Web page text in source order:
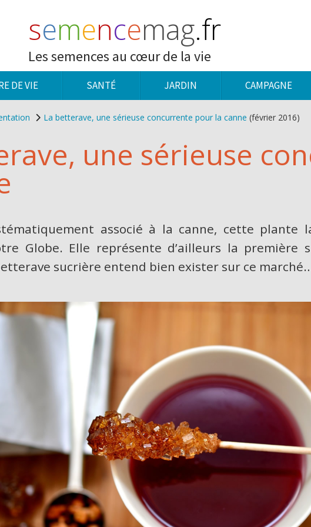
La betterave, une sérieuse concurrente pour la canne (février 2016)
une sérieuse
associé à la canne, cette plante
Globe. Elle représente d’ailleurs la première
sucrière entend bien exister sur ce
semencemag.fr
Les semences au cœur de la vie
DE VIE SANTÉ JARDIN CAMPAGNE